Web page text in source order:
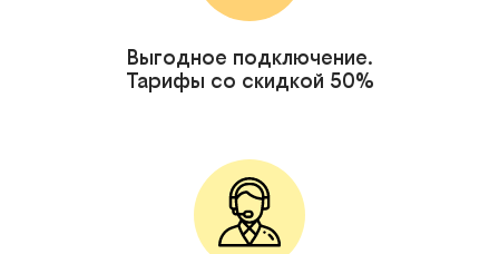
Выгодное подключение.
Тарифы со скидкой 50%